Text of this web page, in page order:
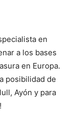
en
a los bases
en Europa.
posibilidad de
Ayón y para